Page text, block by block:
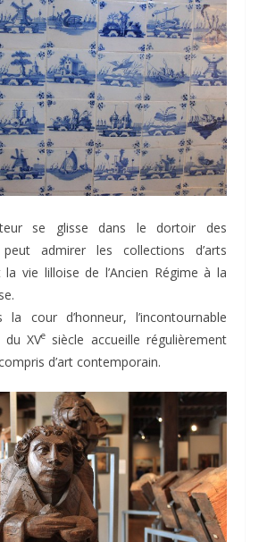
se glisse dans le dortoir des
admirer les collections d’arts
la vie lilloise de l’Ancien Régime à la
la cour d’honneur, l’incontournable
du XVe siècle accueille régulièrement
d’art contemporain.